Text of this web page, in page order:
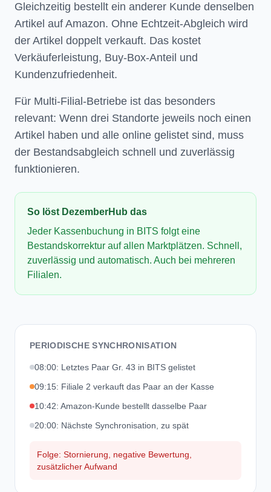
Gleichzeitig bestellt ein anderer Kunde denselben
Artikel auf Amazon. Ohne Echtzeit-Abgleich wird
der Artikel doppelt verkauft. Das kostet
Verkäuferleistung, Buy-Box-Anteil und
Kundenzufriedenheit.
Für Multi-Filial-Betriebe ist das besonders
relevant: Wenn drei Standorte jeweils noch einen
Artikel haben und alle online gelistet sind, muss
der Bestandsabgleich schnell und zuverlässig
funktionieren.
So löst DezemberHub das
Jeder Kassenbuchung in BITS folgt eine
Bestandskorrektur auf allen Marktplätzen. Schnell,
zuverlässig und automatisch. Auch bei mehreren
Filialen.
PERIODISCHE SYNCHRONISATION
08:00: Letztes Paar Gr. 43 in BITS gelistet
09:15: Filiale 2 verkauft das Paar an der Kasse
10:42: Amazon-Kunde bestellt dasselbe Paar
20:00: Nächste Synchronisation, zu spät
Folge: Stornierung, negative Bewertung,
zusätzlicher Aufwand